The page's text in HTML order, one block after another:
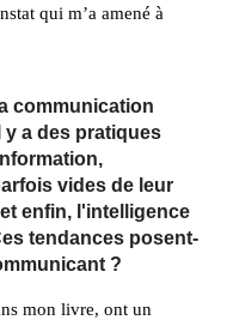
qui m’a amené à
communication
a des pratiques
vides de leur
enfin, l'intelligence
tendances posent-
?
mon livre, ont un